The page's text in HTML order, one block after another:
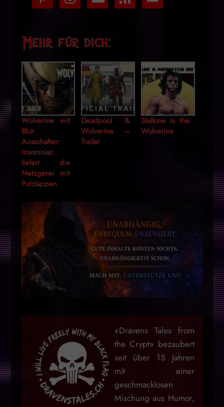
stripe
Mehr für dich:
Wolverine mit
Blut-
Ausschalter:
Insomniac
liefert die
Metzgerei mit
Putzlappen
Deadpool &
Wolverine –
Trailer
Stallone is the
Wolverine
«Dravens Tales from
the Crypt» bezaubert
seit über 15 Jahren
mit einer
geschmacklosen
Mischung aus Humor,